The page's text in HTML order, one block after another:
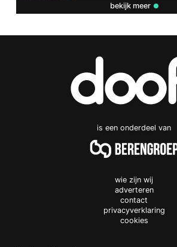
bekijk meer
is een onderdeel van
wie zijn wij
adverteren
contact
privacyverklaring
cookies